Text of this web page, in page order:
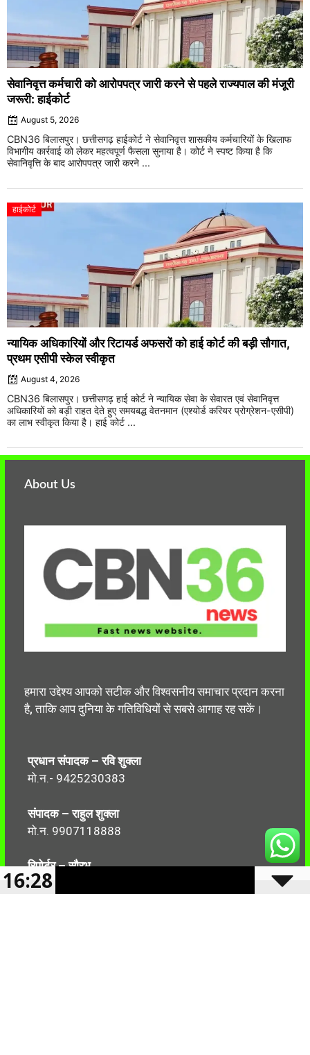
सेवानिवृत्त कर्मचारी को आरोपपत्र जारी करने से पहले राज्यपाल की मंजूरी
जरूरी: हाईकोर्ट
August 5, 2026
CBN36 बिलासपुर। छत्तीसगढ़ हाईकोर्ट ने सेवानिवृत्त शासकीय कर्मचारियों के खिलाफ
विभागीय कार्रवाई को लेकर महत्वपूर्ण फैसला सुनाया है। कोर्ट ने स्पष्ट किया है कि
सेवानिवृत्ति के बाद आरोपपत्र जारी करने ...
हाईकोर्ट
न्यायिक अधिकारियों और रिटायर्ड अफसरों को हाई कोर्ट की बड़ी सौगात,
प्रथम एसीपी स्केल स्वीकृत
August 4, 2026
CBN36 बिलासपुर। छत्तीसगढ़ हाई कोर्ट ने न्यायिक सेवा के सेवारत एवं सेवानिवृत्त
अधिकारियों को बड़ी राहत देते हुए समयबद्ध वेतनमान (एश्योर्ड करियर प्रोग्रेशन-एसीपी)
का लाभ स्वीकृत किया है। हाई कोर्ट ...
About Us
हमारा उद्देश्य आपको सटीक और विश्वसनीय समाचार प्रदान करना
है, ताकि आप दुनिया के गतिविधियों से सबसे आगाह रह सकें।
प्रधान संपादक – रवि शुक्ला
मो.न.- 9425230383
संपादक – राहुल शुक्ला
मो.न. 9907118888
रिपोर्टर – सौरभ
मो.न.-7499999906
16:28